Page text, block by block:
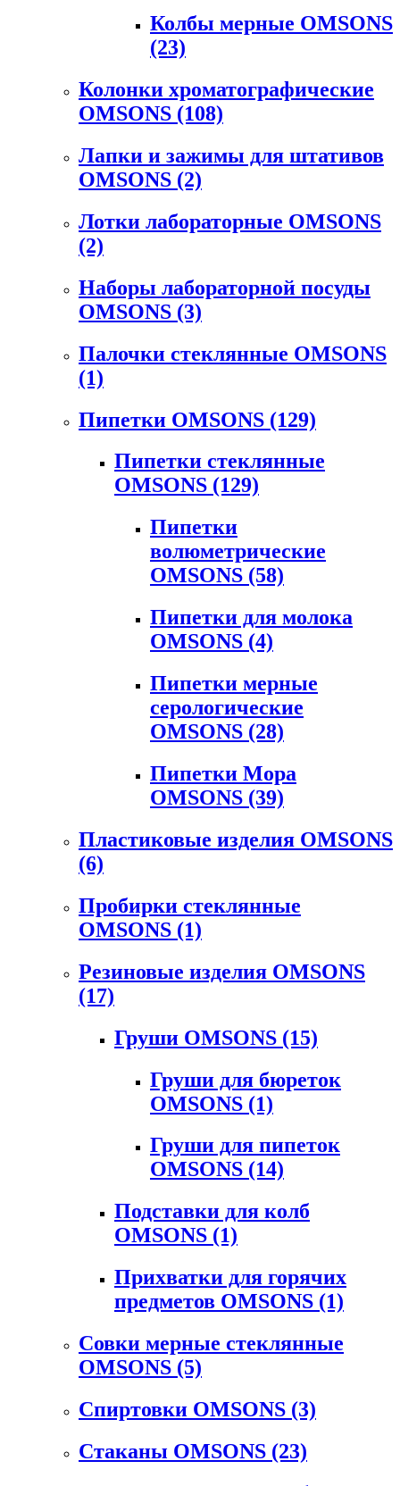
Колбы мерные OMSONS
(23)
Колонки хроматографические
OMSONS (108)
Лапки и зажимы для штативов
OMSONS (2)
Лотки лабораторные OMSONS
(2)
Наборы лабораторной посуды
OMSONS (3)
Палочки стеклянные OMSONS
(1)
Пипетки OMSONS (129)
Пипетки стеклянные
OMSONS (129)
Пипетки
волюметрические
OMSONS (58)
Пипетки для молока
OMSONS (4)
Пипетки мерные
серологические
OMSONS (28)
Пипетки Мора
OMSONS (39)
Пластиковые изделия OMSONS
(6)
Пробирки стеклянные
OMSONS (1)
Резиновые изделия OMSONS
(17)
Груши OMSONS (15)
Груши для бюреток
OMSONS (1)
Груши для пипеток
OMSONS (14)
Подставки для колб
OMSONS (1)
Прихватки для горячих
предметов OMSONS (1)
Совки мерные стеклянные
OMSONS (5)
Спиртовки OMSONS (3)
Стаканы OMSONS (23)